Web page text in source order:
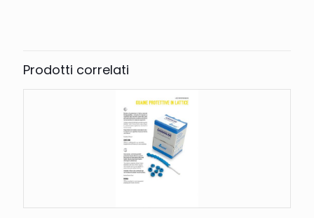
4*8, 4*10, 4*12, 20*8, 20*10, 20*12
Prodotti correlati